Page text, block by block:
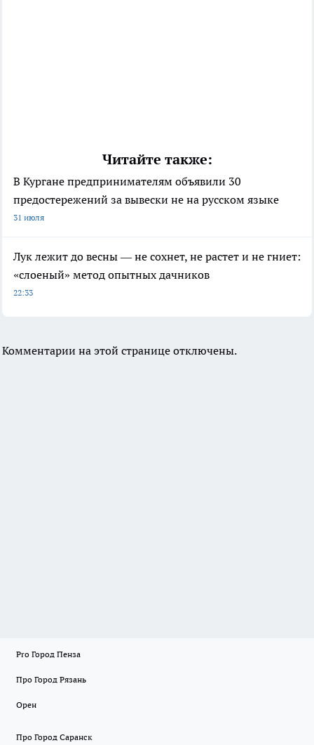
Читайте также:
В Кургане предпринимателям объявили 30
предостережений за вывески не на русском языке
31 июля
Лук лежит до весны — не сохнет, не растет и не гниет:
«слоеный» метод опытных дачников
22:33
Комментарии на этой странице отключены.
Pro Город Пенза
Про Город Рязань
Орен
Про Город Саранск